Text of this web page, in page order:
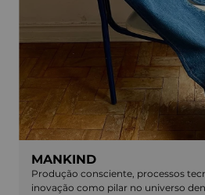
MANKIND
Produção consciente, processos
inovação como pilar no universo